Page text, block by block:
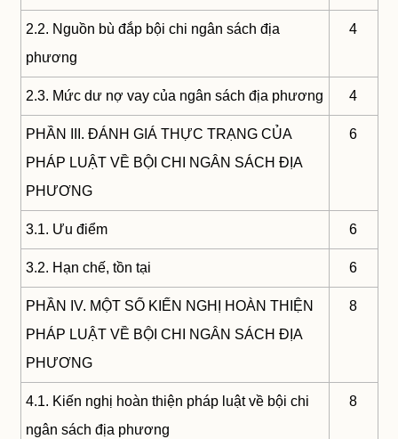
2.2. Nguồn bù đắp bội chi ngân sách địa
phương
4
2.3. Mức dư nợ vay của ngân sách địa phương 4
PHẦN III. ĐÁNH GIÁ THỰC TRẠNG CỦA
PHÁP LUẬT VỀ BỘI CHI NGÂN SÁCH ĐỊA
PHƯƠNG
6
3.1. Ưu điểm 6
3.2. Hạn chế, tồn tại 6
PHẦN IV. MỘT SỐ KIẾN NGHỊ HOÀN THIỆN
PHÁP LUẬT VỀ BỘI CHI NGÂN SÁCH ĐỊA
PHƯƠNG
8
4.1. Kiến nghị hoàn thiện pháp luật về bội chi
ngân sách địa phương
8